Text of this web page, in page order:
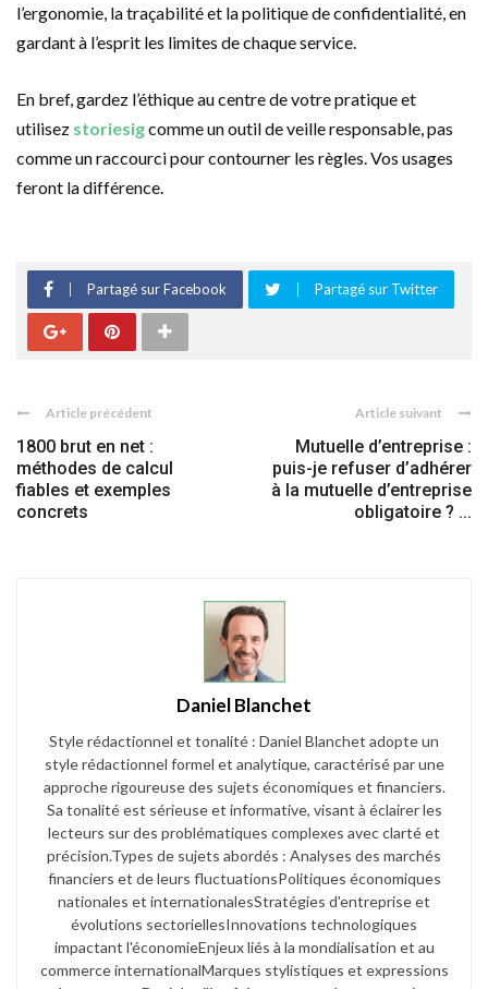
l’ergonomie, la traçabilité et la politique de confidentialité, en
gardant à l’esprit les limites de chaque service.
En bref, gardez l’éthique au centre de votre pratique et
utilisez storiesigcomme un outil de veille responsable, pas
comme un raccourci pour contourner les règles. Vos usages
feront la différence.
Partagé sur Facebook Partagé sur Twitter
Article précédent
1800 brut en net :
méthodes de calcul
fiables et exemples
concrets
Article suivant
Mutuelle d’entreprise :
puis-je refuser d’adhérer
à la mutuelle d’entreprise
obligatoire ? ...
Daniel Blanchet
Style rédactionnel et tonalité : Daniel Blanchet adopte un
style rédactionnel formel et analytique, caractérisé par une
approche rigoureuse des sujets économiques et financiers.
Sa tonalité est sérieuse et informative, visant à éclairer les
lecteurs sur des problématiques complexes avec clarté et
précision.​ Types de sujets abordés : Analyses des marchés
financiers et de leurs fluctuations​ Politiques économiques
nationales et internationales​ Stratégies d'entreprise et
évolutions sectorielles​ Innovations technologiques
impactant l'économie​ Enjeux liés à la mondialisation et au
commerce international​ Marques stylistiques et expressions